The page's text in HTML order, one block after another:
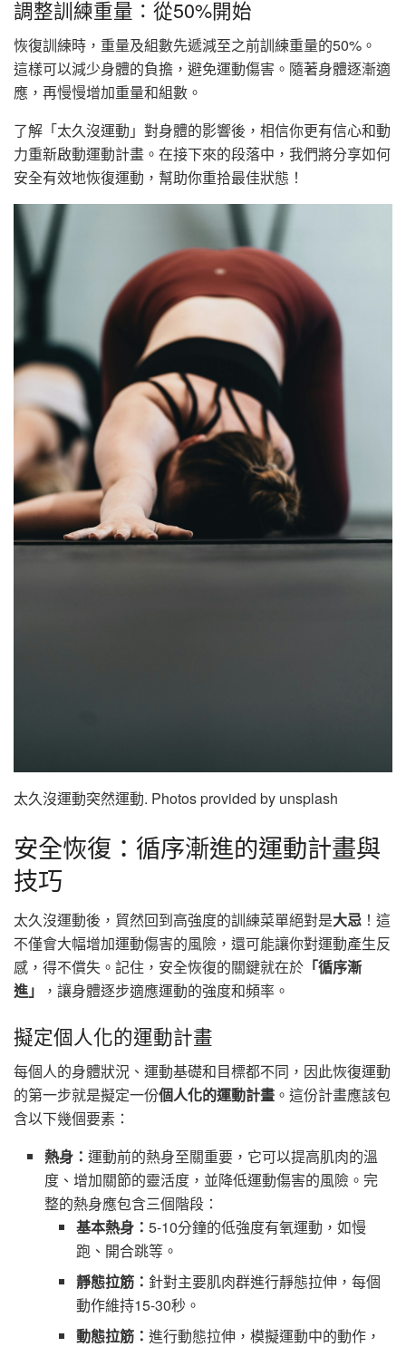
調整訓練重量：從50%開始
恢復訓練時，重量及組數先遞減至之前訓練重量的50%。
這樣可以減少身體的負擔，避免運動傷害。隨著身體逐漸適
應，再慢慢增加重量和組數。
了解「太久沒運動」對身體的影響後，相信你更有信心和動
力重新啟動運動計畫。在接下來的段落中，我們將分享如何
安全有效地恢復運動，幫助你重拾最佳狀態！
太久沒運動突然運動. Photos provided by unsplash
安全恢復：循序漸進的運動計畫與
技巧
太久沒運動後，貿然回到高強度的訓練菜單絕對是大忌 ！這
不僅會大幅增加運動傷害的風險，還可能讓你對運動產生反
感，得不償失。記住，安全恢復的關鍵就在於 「循序漸
進」
，讓身體逐步適應運動的強度和頻率。
擬定個人化的運動計畫
每個人的身體狀況、運動基礎和目標都不同，因此恢復運動
的第一步就是擬定一份個人化的運動計畫 。這份計畫應該包
含以下幾個要素：
熱身：運動前的熱身至關重要，它可以提高肌肉的溫
度、增加關節的靈活度，並降低運動傷害的風險。完
整的熱身應包含三個階段：
基本熱身： 5-10分鐘的低強度有氧運動，如慢
跑、開合跳等。
靜態拉筋： 針對主要肌肉群進行靜態拉伸，每個
動作維持15-30秒。
動態拉筋： 進行動態拉伸，模擬運動中的動作，